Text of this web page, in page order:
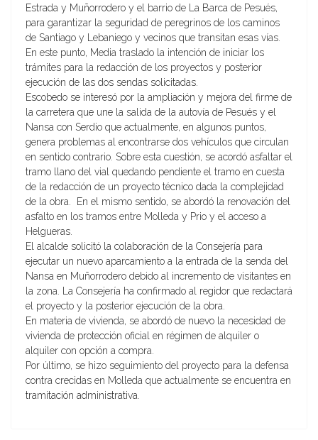
Estrada y Muñorrodero y el barrio de La Barca de Pesués,
para garantizar la seguridad de peregrinos de los caminos
de Santiago y Lebaniego y vecinos que transitan esas vías.
En este punto, Media traslado la intención de iniciar los
trámites para la redacción de los proyectos y posterior
ejecución de las dos sendas solicitadas.
Escobedo se interesó por la ampliación y mejora del firme de
la carretera que une la salida de la autovía de Pesués y el
Nansa con Serdio que actualmente, en algunos puntos,
genera problemas al encontrarse dos vehículos que circulan
en sentido contrario. Sobre esta cuestión, se acordó asfaltar el
tramo llano del vial quedando pendiente el tramo en cuesta
de la redacción de un proyecto técnico dada la complejidad
de la obra. En el mismo sentido, se abordó la renovación del
asfalto en los tramos entre Molleda y Prio y el acceso a
Helgueras.
El alcalde solicitó la colaboración de la Consejería para
ejecutar un nuevo aparcamiento a la entrada de la senda del
Nansa en Muñorrodero debido al incremento de visitantes en
la zona. La Consejería ha confirmado al regidor que redactará
el proyecto y la posterior ejecución de la obra.
En materia de vivienda, se abordó de nuevo la necesidad de
vivienda de protección oficial en régimen de alquiler o
alquiler con opción a compra.
Por último, se hizo seguimiento del proyecto para la defensa
contra crecidas en Molleda que actualmente se encuentra en
tramitación administrativa.